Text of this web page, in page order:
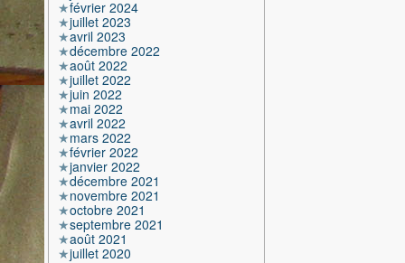
février 2024
juillet 2023
avril 2023
décembre 2022
août 2022
juillet 2022
juin 2022
mai 2022
avril 2022
mars 2022
février 2022
janvier 2022
décembre 2021
novembre 2021
octobre 2021
septembre 2021
août 2021
juillet 2020